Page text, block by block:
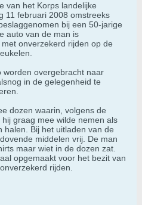
van het Korps landelijke
11 februari 2008 omstreeks
bij een 50-jarige
auto van de man is
onverzekerd rijden op de
overgebracht naar
in de gelegenheid te
dozen waarin, volgens de
graag mee wilde nemen als
halen. Bij het uitladen van de
middelen vrij. De man
maar wiet in de dozen zat.
opgemaakt voor het bezit van
rijden.